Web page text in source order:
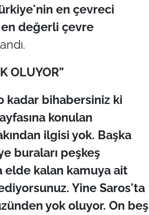
en çevreci
en değerli çevre
OLUYOR”
kadar bihabersiniz ki
konulan
ilgisi yok. Başka
buraları peşkeş
elde kalan kamuya ait
Yine Saros'ta
yok oluyor. On beş